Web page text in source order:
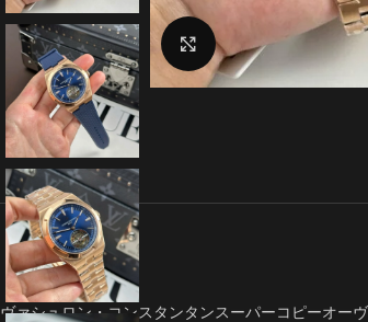
クリックで拡大
ヴァシュロン・コンスタンタンスーパーコピーオー